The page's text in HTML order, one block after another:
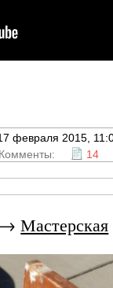
февраля 2015,
14
→Мастерская